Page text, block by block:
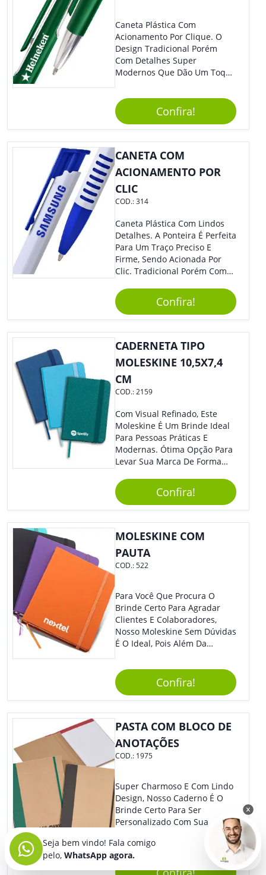
Caneta Plástica Com
Acionamento Por Clique. O
Design Tradicional Porém
Com Detalhes Super
Modernos Que Dão Um Toque
Confira!
CANETA COM
ACIONAMENTO POR
CLIC
COD.:314
Caneta Plástica Com Lindos
Detalhes. A Ponteira É Perfeita
Para Um Traço Preciso E
Firme, Sendo Acionada Por
Clic. Tradicional Porém Com
Toda Diferença.
Confira!
CADERNETA TIPO
MOLESKINE 10,5X7,4
CM
COD.:2159
Com Visual Refinado, Este
Moleskine É Um Brinde Ideal
Para Pessoas Práticas E
Modernas. Ótima Opção Para
Levar Sua Marca De Forma
Sua Empresa Em Eventos,
Reuniões Corporativas Ou Até
Mesmo Para Presentear
Colaboradores E Parceiros De
Sua Empresa.
Confira!
MOLESKINE COM
PAUTA
COD.:522
Para Você Que Procura O
Brinde Certo Para Agradar
Clientes E Colaboradores,
Nosso Moleskine Sem Dúvidas
É O Ideal, Pois Além Da
Utilizado Em Diversos
Momentos Do Dia.
Personalize-O Com Sua Marca
E Tenha Ainda Mais Destaque
Em Feiras De Exposições E
Eventos Corporativos.
Confira!
PASTA COM BLOCO DE
ANOTAÇÕES
COD.: 1975
Super Charmoso E Com Lindo
Design, Nosso Caderno É O
Brinde Certo Para Ser
Personalizado Com Sua
Sintético É Resistente, E O
Elástico Permite Maior
Segurança Ao Carregá-Lo.
Seja bem vindo! Fala comigo
pelo, WhatsApp agora.